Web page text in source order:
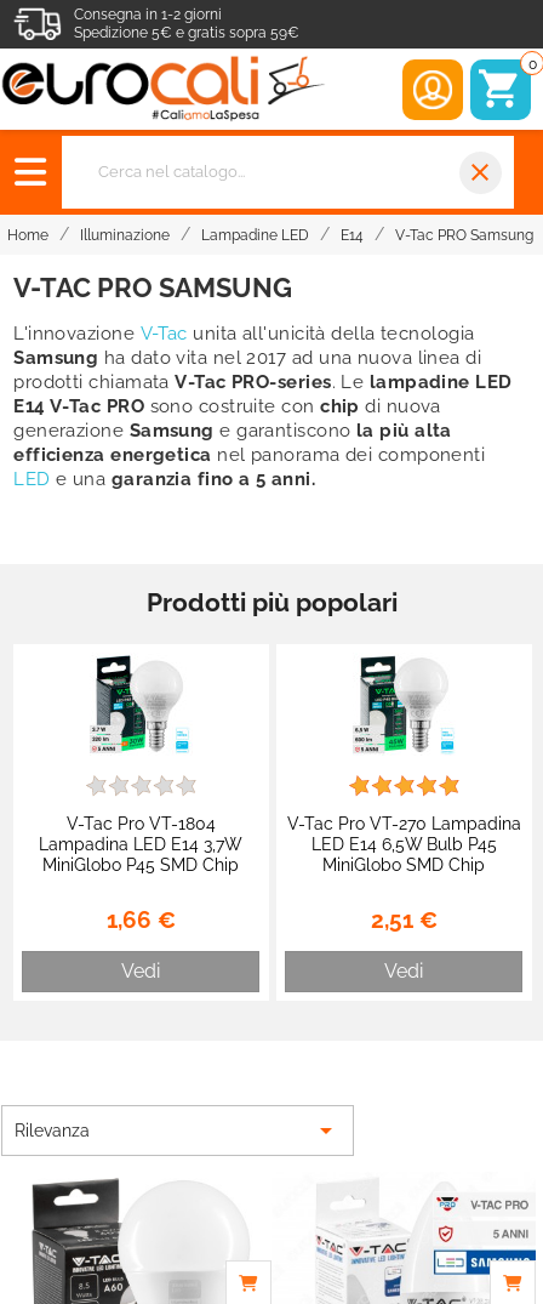
Consegna in 1-2 giorni
Spedizione 5€ e gratis sopra 59€
0
close
Home Illuminazione Lampadine LED E14 V-Tac PRO Samsung
V-TAC PRO SAMSUNG
L'innovazione V-Tac unita all'unicità della tecnologia
Samsung ha dato vita nel 2017 ad una nuova linea di
prodotti chiamataV-Tac PRO-series. Le lampadine LED
E14 V-Tac PRO sono costruite conchip di nuova
generazione Samsung e garantiscono la più alta
efficienza energetica nel panorama dei componenti
LED e una garanzia fino a 5 anni.
Prodotti più popolari
V-Tac Pro VT-1804
Lampadina LED E14 3,7W
MiniGlobo P45 SMD Chip
1,66 €
Vedi
V-Tac Pro VT-270 Lampadina
LED E14 6,5W Bulb P45
MiniGlobo SMD Chip
2,51 €
Vedi
Rilevanza 